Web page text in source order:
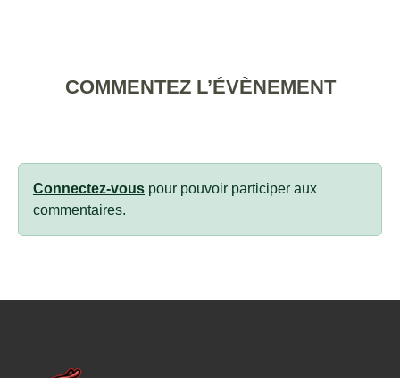
COMMENTEZ L’ÉVÈNEMENT
Connectez-vous pour pouvoir participer aux
commentaires.